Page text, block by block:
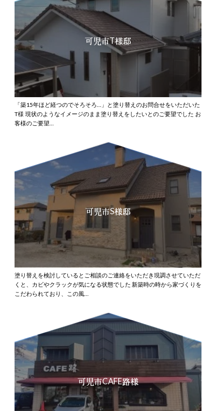
可児市T様邸
「築15年ほど経つのでそろそろ…」と塗り替えのお問合せをいただいた
T様 現状のようなイメージのまま塗り替えをしたいとのご要望でした お
客様のご要望…
可児市S様邸
塗り替えを検討しているとご相談のご連絡をいただき現調させていただ
くと、カビやクラックが気になる状態でした 新築時の時から家づくりを
こだわられており、この風…
可児市CAFE路様